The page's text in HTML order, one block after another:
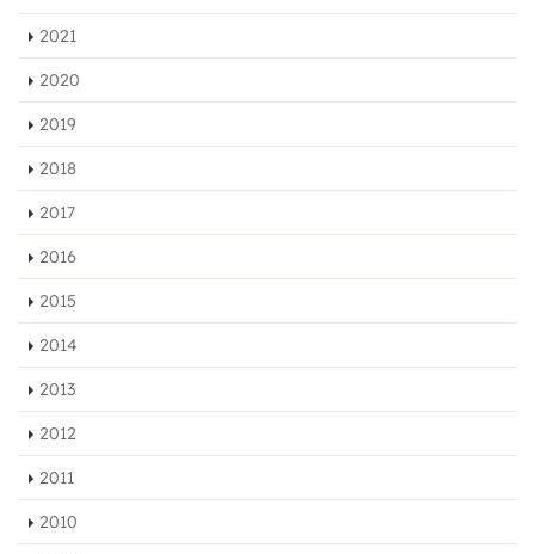
2021
2020
2019
2018
2017
2016
2015
2014
2013
2012
2011
2010